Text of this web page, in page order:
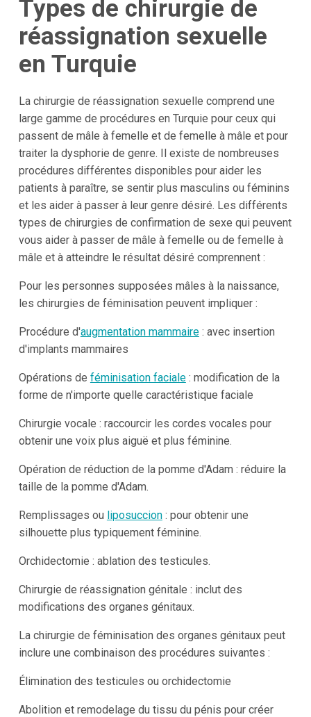
Types de chirurgie de
réassignation sexuelle
en Turquie
La chirurgie de réassignation sexuelle comprend une
large gamme de procédures en Turquie pour ceux qui
passent de mâle à femelle et de femelle à mâle et pour
traiter la dysphorie de genre. Il existe de nombreuses
procédures différentes disponibles pour aider les
patients à paraître, se sentir plus masculins ou féminins
et les aider à passer à leur genre désiré. Les différents
types de chirurgies de confirmation de sexe qui peuvent
vous aider à passer de mâle à femelle ou de femelle à
mâle et à atteindre le résultat désiré comprennent :
Pour les personnes supposées mâles à la naissance,
les chirurgies de féminisation peuvent impliquer :
Procédure d'augmentation mammaire: avec insertion
d'implants mammaires
Opérations de féminisation faciale: modification de la
forme de n'importe quelle caractéristique faciale
Chirurgie vocale : raccourcir les cordes vocales pour
obtenir une voix plus aiguë et plus féminine.
Opération de réduction de la pomme d'Adam : réduire la
taille de la pomme d'Adam.
Remplissages ou liposuccion: pour obtenir une
silhouette plus typiquement féminine.
Orchidectomie : ablation des testicules.
Chirurgie de réassignation génitale : inclut des
modifications des organes génitaux.
La chirurgie de féminisation des organes génitaux peut
inclure une combinaison des procédures suivantes :
Élimination des testicules ou orchidectomie
Abolition et remodelage du tissu du pénis pour créer